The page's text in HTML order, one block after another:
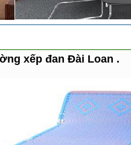
xếp đan Đài Loan .